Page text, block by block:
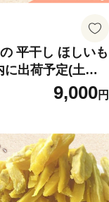
平干し ほしいも
出荷予定(土日
ゆうゆう農園 ス
つまいも 和菓子
離島）
9,000円